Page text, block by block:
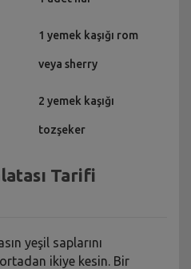
1 yemek kaşığı rom
veya sherry
2 yemek kaşığı
tozşeker
Tarifi
yeşil saplarını
ikiye kesin. Bir